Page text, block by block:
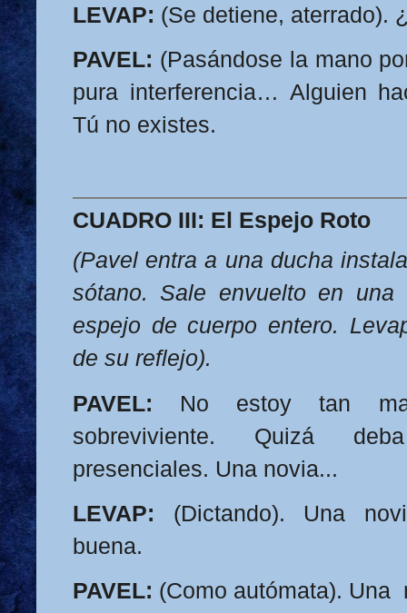
LEVAP: (Se detiene, aterrado).
PAVEL: (Pasándose la mano
pura interferencia… Alguien
Tú no existes.
CUADRO III: El Espejo Roto
(Pavel entra a una ducha
sótano. Sale envuelto en
espejo de cuerpo entero.
de su reflejo).
PAVEL: No estoy tan
sobreviviente. Quizá
presenciales. Una novia...
LEVAP: (Dictando). Una
buena.
PAVEL: (Como autómata). Una